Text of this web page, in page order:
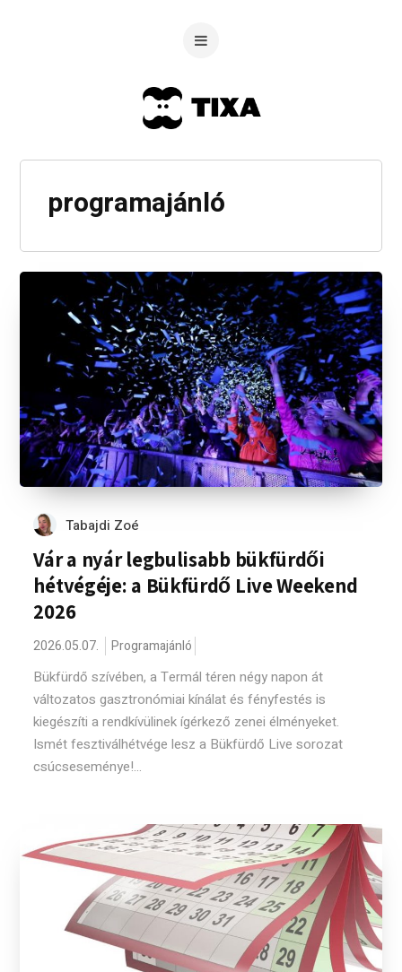
programajánló
Tabajdi Zoé
Vár a nyár legbulisabb bükfürdői
hétvégéje: a Bükfürdő Live Weekend
2026
2026.05.07. Programajánló
Bükfürdő szívében, a Termál téren négy napon át
változatos gasztronómiai kínálat és fényfestés is
kiegészíti a rendkívülinek ígérkező zenei élményeket.
Ismét fesztiválhétvége lesz a Bükfürdő Live sorozat
csúcseseménye!...